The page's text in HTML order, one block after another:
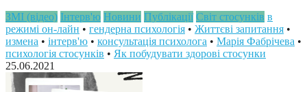
ЗМІ (відео) Інтерв'ю Новини Публікації Світ стосунків в
режимі он-лайн • гендерна психологія • Життєві запитання •
измена • інтерв'ю • консультація психолога • Марія Фабрічева •
психологія стосунків • Як побудувати здорові стосунки
25.06.2021